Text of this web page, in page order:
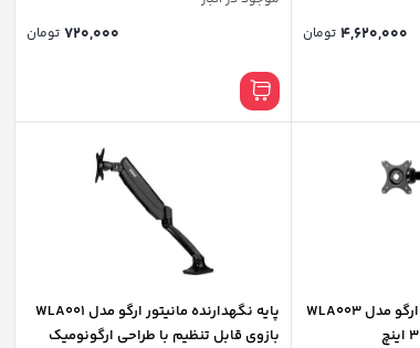
تومان
تومان
پایه نگهدارنده مانیتور ارگو مدل WLA003
پایه نگهدارنده مانیتور ارگو مدل WLA001
بازوی قابل تنظیم با طراحی ارگونومیک